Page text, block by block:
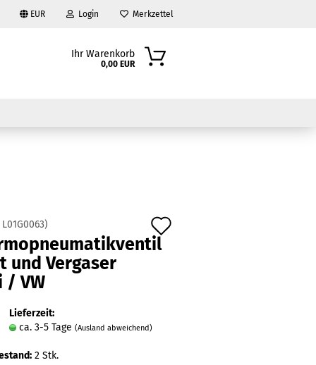
EUR Login Merkzettel
Ihr Warenkorb
0,00 EUR
L01G0063)
und Vergaser
/ VW
Lieferzeit:
ca. 3-5 Tage (Ausland abweichend)
2 Stk.